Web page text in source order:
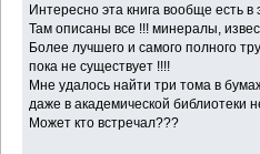
Интересно эта книга вообще есть в
Там описаны все !!! минералы,
Более лучшего и самого полного
пока не существует !!!!
Мне удалось найти три тома в
даже в академической библиотеки
Может кто встречал???